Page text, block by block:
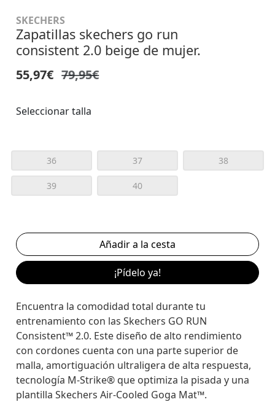
SKECHERS
Zapatillas skechers go run
consistent 2.0 beige de mujer.
55,97€ 79,95€
Seleccionar talla
36 37 38
39 40
¡Pídelo ya!
Encuentra la comodidad total durante tu
entrenamiento con las Skechers GO RUN
Consistent™ 2.0. Este diseño de alto rendimiento
con cordones cuenta con una parte superior de
malla, amortiguación ultraligera de alta respuesta,
tecnología M-Strike® que optimiza la pisada y una
plantilla Skechers Air-Cooled Goga Mat™.